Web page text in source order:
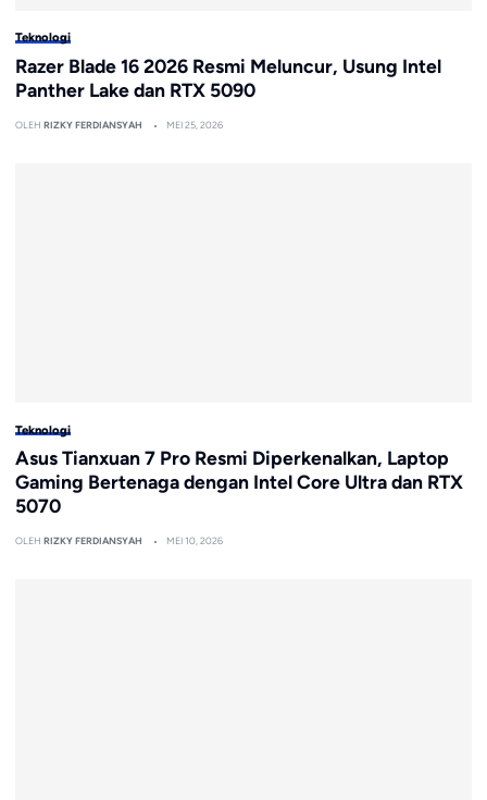
Teknologi
Razer Blade 16 2026 Resmi Meluncur, Usung Intel
Panther Lake dan RTX 5090
OLEH RIZKY FERDIANSYAH MEI 25, 2026
Teknologi
Asus Tianxuan 7 Pro Resmi Diperkenalkan, Laptop
Gaming Bertenaga dengan Intel Core Ultra dan RTX
5070
OLEH RIZKY FERDIANSYAH MEI 10, 2026